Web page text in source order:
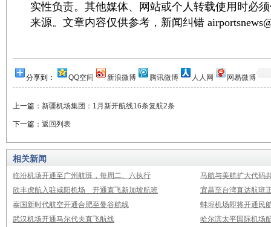
实性负责。其他媒体、网站或个人转载使用时必
来源。文章内容仅供参考，新闻纠错
分享到： QQ空间 新浪微博 腾讯微博 人人网 网易微博
上一篇： 新疆机场集团：1月新开航线16条复航2条
下一篇： 返回列表
相关新闻
临汾机场开通至广州航班，每周二、六执行
马航与美航扩大代码
欣丰虎航入驻咸阳机场 开通直飞新加坡航班
宜昌至台湾直达航班
泰国新时代航空开通合肥至曼谷航线
蚌埠机场即将开通民
武汉机场开通马尔代夫直飞航线
哈尔滨太平国际机场